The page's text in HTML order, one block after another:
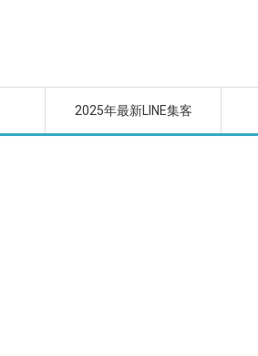
2025年最新LINE集客